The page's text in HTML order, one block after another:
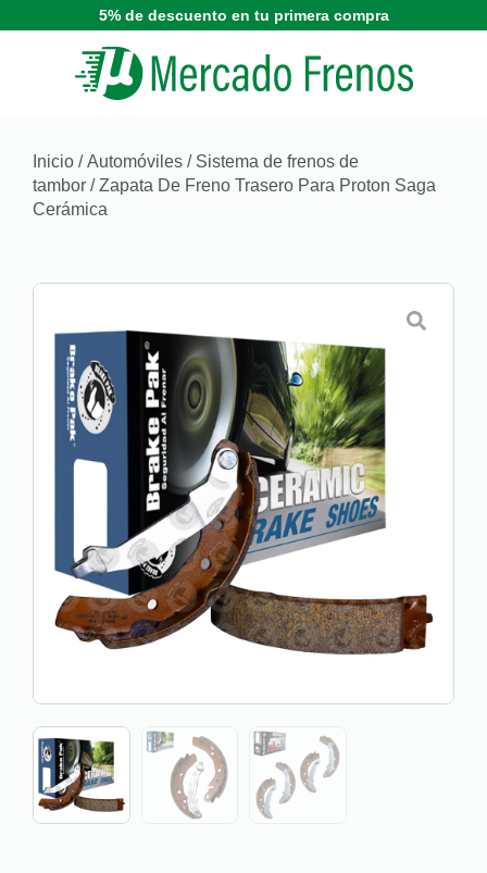
5% de descuento en tu primera compra
Inicio /Automóviles / Sistema de frenos de
tambor / Zapata De Freno Trasero Para Proton Saga
Cerámica